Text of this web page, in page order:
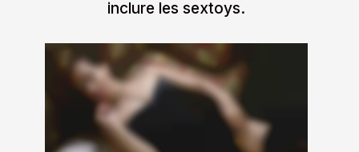
inclure les sextoys.